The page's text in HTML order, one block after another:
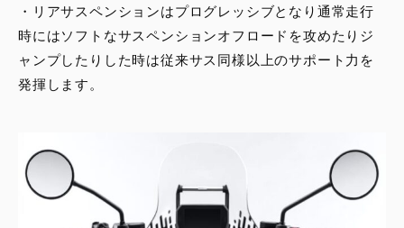
・リアサスペンションはプログレッシブとなり通常走行
時にはソフトなサスペンションオフロードを攻めたりジ
ャンプしたりした時は従来サス同様以上のサポート力を
発揮します。